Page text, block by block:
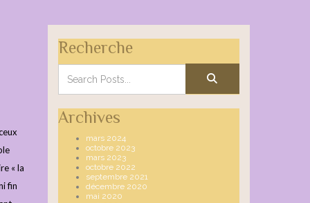
« la
fin
Recherche
Archives
mars 2024
octobre 2023
mars 2023
octobre 2022
septembre 2021
décembre 2020
mai 2020